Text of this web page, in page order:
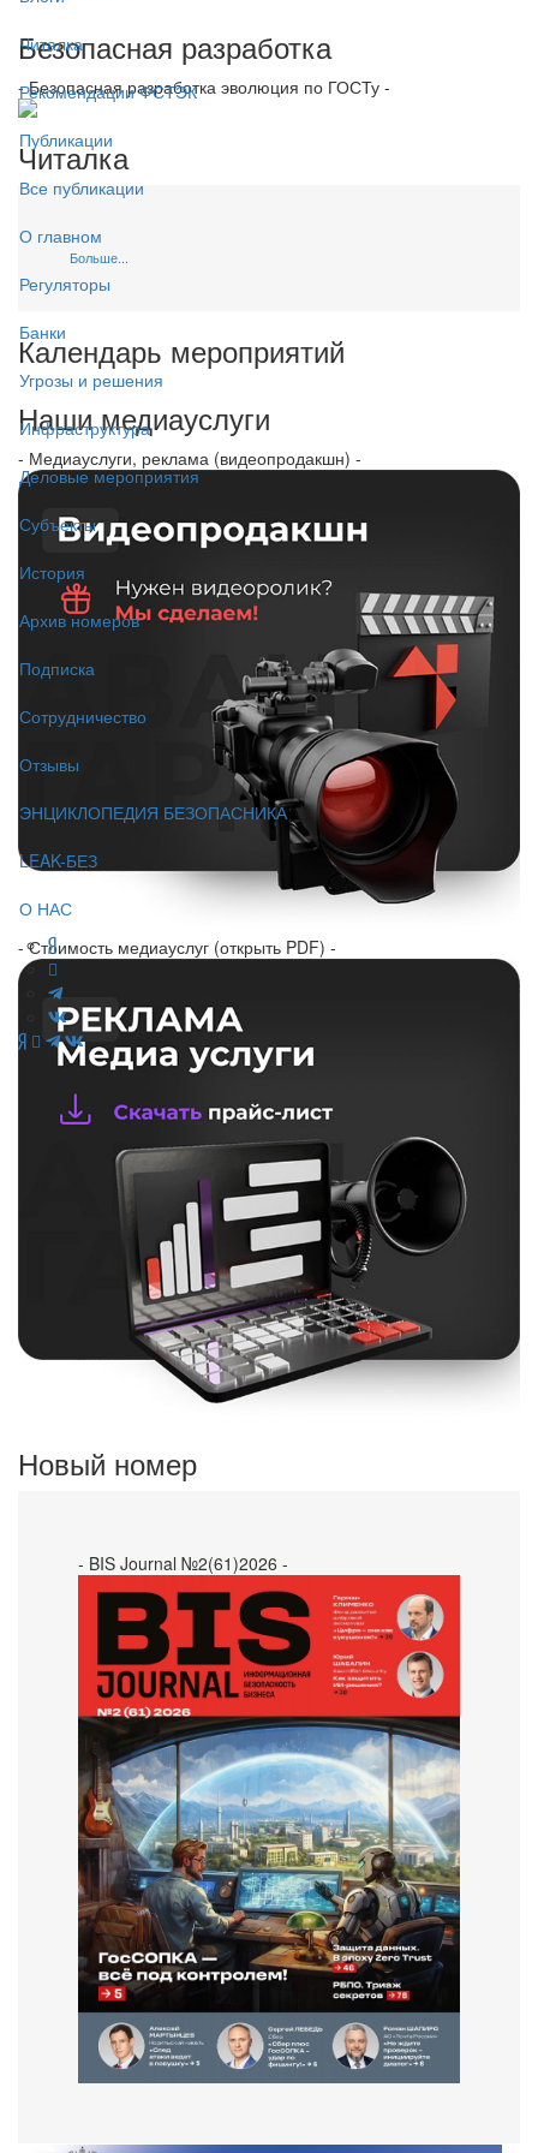
Читалка
Рекомендации ФСТЭК
Публикации
Все публикации
О главном
Регуляторы
Банки
Угрозы и решения
Инфраструктура
Деловые мероприятия
Субъекты
История
Архив номеров
Подписка
Сотрудничество
Отзывы
ЭНЦИКЛОПЕДИЯ БЕЗОПАСНИКА
LEAK-БЕЗ
О НАС
Безопасная разработка
- Безопасная разработка эволюция по ГОСТу -
Читалка
Больше...
Календарь мероприятий
Наши медиауслуги
- Медиауслуги, реклама (видеопродакшн) -
- Стоимость медиауслуг (открыть PDF) -
Новый номер
- BIS Journal №2(61)2026 -